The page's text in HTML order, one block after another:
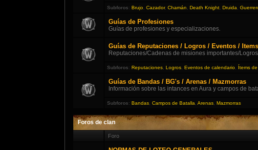
Subforos: Brujo Cazador, Chamán Death Knight Druida
Guías de Profesiones
Guías de profesiones y especializaciones.
Guías de Reputaciones / Logros / Eventos /
Reputaciones/Cadenas de misiones importantes/
Subforos: Reputaciones Logros Eventos de calendario Ítems
Guías de Bandas / BG's / Arenas / Mazmorras
Información sobre las intances en Aura y campos de
Subforos: Bandas Campos de Batalla Arenas Mazmorras
Foros de clan
Foro